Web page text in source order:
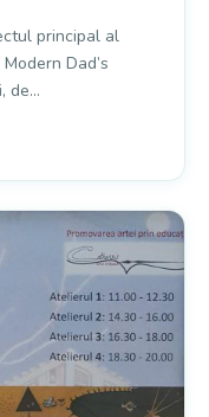
principal al
Dad’s
de…